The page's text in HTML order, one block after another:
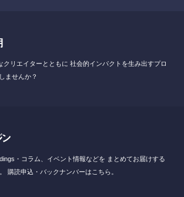
クリエイターとともに 社会的インパクトを生み出すプロ
ませんか？
・コラム、イベント情報などを まとめてお届けする
購読申込・バックナンバーはこちら。